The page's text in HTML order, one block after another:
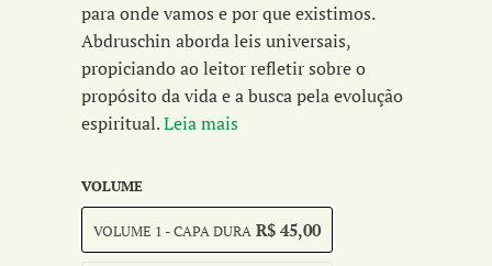
para onde vamos e por que existimos.
Abdruschin aborda leis universais,
propiciando ao leitor refletir sobre o
propósito da vida e a busca pela evolução
espiritual.Leia mais
VOLUME
VOLUME 1 - CAPA DURA R$ 45,00